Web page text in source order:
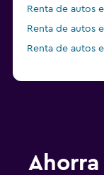
Renta de autos
Renta de autos
Renta de autos